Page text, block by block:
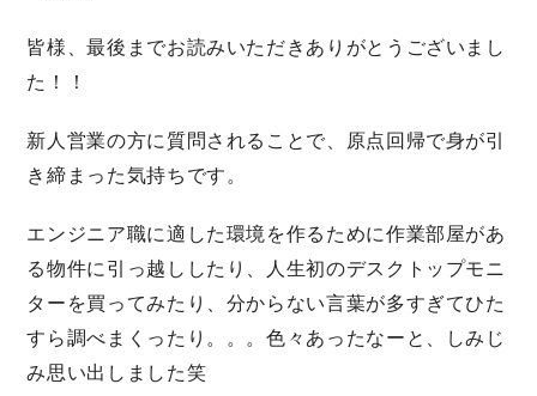
皆様、最後までお読みいただきありがとうございまし
た！！
新人営業の方に質問されることで、原点回帰で身が引
き締まった気持ちです。
エンジニア職に適した環境を作るために作業部屋があ
る物件に引っ越ししたり、人生初のデスクトップモニ
ターを買ってみたり、分からない言葉が多すぎてひた
すら調べまくったり。。。色々あったなーと、しみじ
み思い出しました笑